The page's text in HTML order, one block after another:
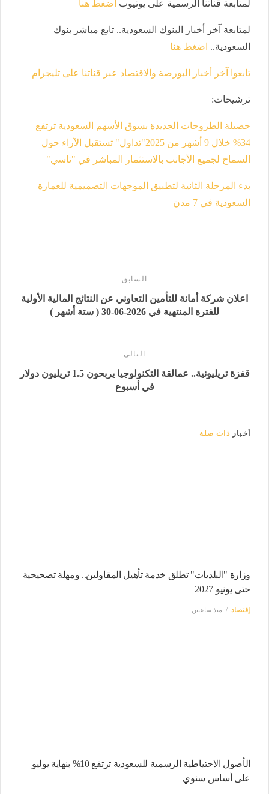
لمتابعة قناتنا الرسمية على يوتيوب اضغط هنا
لمتابعة آخر أخبار البنوك السعودية.. تابع مباشر بنوك
السعودية.. اضغط هنا
تابعوا آخر أخبار البورصة والاقتصاد عبر قناتنا على تليجرام
ترشيحات:
حصيلة الطروحات الجديدة بسوق الأسهم السعودية ترتفع
34% خلال 9 أشهر من 2025
"تداول" تستقبل الآراء حول
السماح لجميع الأجانب بالاستثمار المباشر في "تاسي"
بدء المرحلة الثانية لتطبيق الموجهات التصميمية للعمارة
السعودية في 7 مدن
السابق
اعلان شركة أمانة للتأمين التعاوني عن النتائج المالية الأولية
للفترة المنتهية في 2026-06-30 ( ستة أشهر )
التالى
قفزة تريليونية.. عمالقة التكنولوجيا يربحون 1.5 تريليون دولار
في أسبوع
أخبار ذات صلة
وزارة "البلديات" تطلق خدمة تأهيل المقاولين.. ومهلة تصحيحية
حتى يونيو 2027
إقتصاد منذ ساعتين
الأصول الاحتياطية الرسمية للسعودية ترتفع 10% بنهاية يوليو
على أساس سنوي